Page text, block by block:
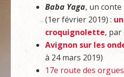
Baba Yaga, un conte
(1er février 2019) :
croquignolette, par
Avignon sur les
à 24 mars 2019)
17e route des